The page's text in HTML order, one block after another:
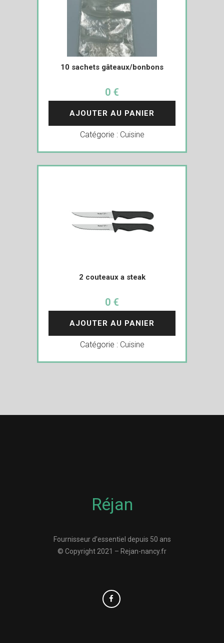
10 sachets gâteaux/bonbons
0 €
AJOUTER AU PANIER
Catégorie : Cuisine
2 couteaux a steak
0 €
AJOUTER AU PANIER
Catégorie : Cuisine
Réjan
Fournisseur d’essentiel depuis 50 ans
© Copyright 2021 – Rejan-nancy.fr